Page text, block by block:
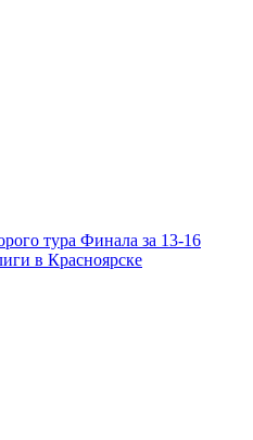
тура Финала за 13-16
в Красноярске